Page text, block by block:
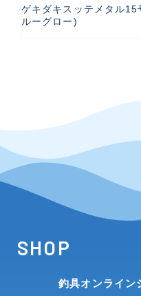
ゲキダキスッテメタル
ルーグロー)
SHOP
釣具オンライン